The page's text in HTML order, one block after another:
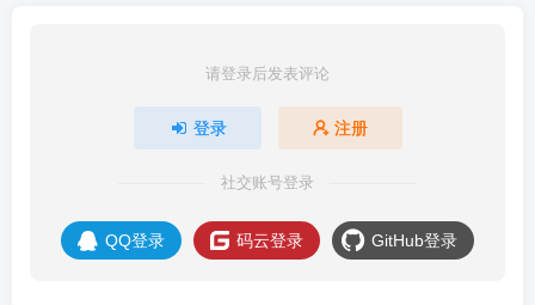
请登录后发表评论
登录 注册
社交账号登录
QQ登录 码云登录 GitHub登录